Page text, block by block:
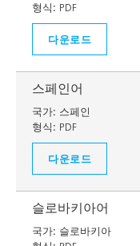
형식: PDF
다운로드
스페인어
국가: 스페인
형식: PDF
다운로드
슬로바키아어
국가: 슬로바키아